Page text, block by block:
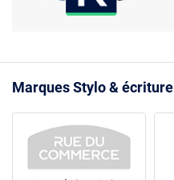
Marques Stylo & écriture